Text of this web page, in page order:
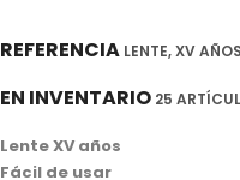
REFERENCIA LENTE, XV
EN INVENTARIO 25
Lente XV años
Fácil de usar